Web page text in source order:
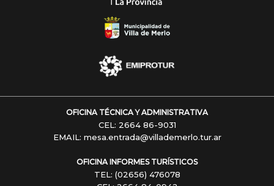
OFICINA TÉCNICA Y ADMINISTRATIVA
CEL: 2664 86-9031
EMAIL: mesa.entrada@villademerlo.tur.ar
OFICINA INFORMES TURÍSTICOS
TEL: (02656) 476078